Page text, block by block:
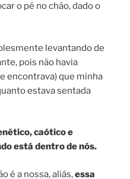
o pé no chão, dado o
levantando de
pois não havia
encontrava) que minha
estava sentada
caótico e
está dentro de nós.
é a nossa, aliás,essa